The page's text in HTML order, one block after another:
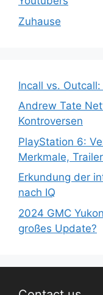
Zuhause
Incall vs.
Andrew Tate
Kontroversen
PlayStation 6:
Merkmale,
Erkundung der
nach IQ
2024 GMC
großes Update?